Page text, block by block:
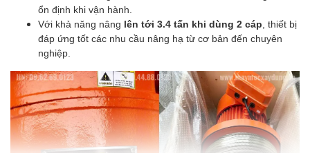
ổn định khi vận hành.
Với khả năng nâng lên tới 3.4 tấn khi dùng 2 cáp , thiết bị
đáp ứng tốt các nhu cầu nâng hạ từ cơ bản đến chuyên
nghiệp.